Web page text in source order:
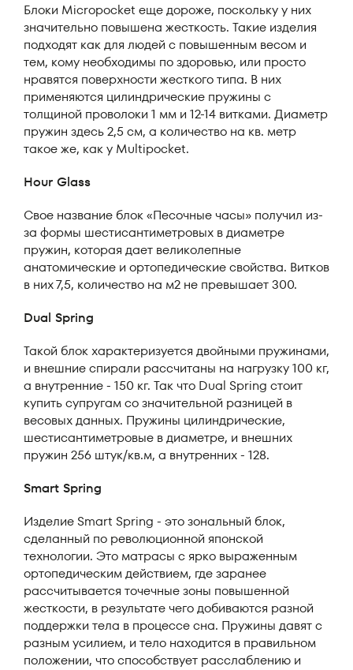
Блоки Micropocket еще дороже, поскольку у них
значительно повышена жесткость. Такие изделия
подходят как для людей с повышенным весом и
тем, кому необходимы по здоровью, или просто
нравятся поверхности жесткого типа. В них
применяются цилиндрические пружины с
толщиной проволоки 1 мм и 12-14 витками. Диаметр
пружин здесь 2,5 см, а количество на кв. метр
такое же, как у Multipocket.
Hour Glass
Свое название блок «Песочные часы» получил из-
за формы шестисантиметровых в диаметре
пружин, которая дает великолепные
анатомические и ортопедические свойства. Витков
в них 7,5, количество на м2 не превышает 300.
Dual Spring
Такой блок характеризуется двойными пружинами,
и внешние спирали рассчитаны на нагрузку 100 кг,
а внутренние - 150 кг. Так что Dual Spring стоит
купить супругам со значительной разницей в
весовых данных. Пружины цилиндрические,
шестисантиметровые в диаметре, и внешних
пружин 256 штук/кв.м, а внутренних - 128.
Smart Spring
Изделие Smart Spring - это зональный блок,
сделанный по революционной японской
технологии. Это матрасы с ярко выраженным
ортопедическим действием, где заранее
рассчитывается точечные зоны повышенной
жесткости, в результате чего добиваются разной
поддержки тела в процессе сна. Пружины давят с
разным усилием, и тело находится в правильном
положении, что способствует расслаблению и